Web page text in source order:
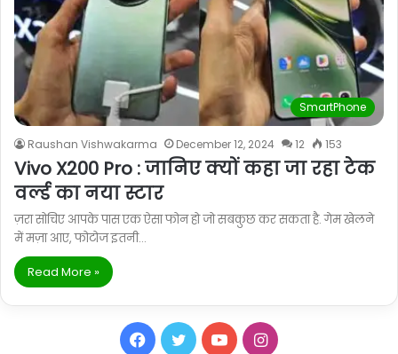
SmartPhone
Raushan Vishwakarma December 12, 2024 12 153
Vivo X200 Pro : जानिए क्यों कहा जा रहा टेक
वर्ल्ड का नया स्टार
ज़रा सोचिए आपके पास एक ऐसा फोन हो जो सबकुछ कर सकता है. गेम खेलने
में मज़ा आए, फोटोज इतनी…
Read More »
Facebook
TwitterYouTubeInstagram